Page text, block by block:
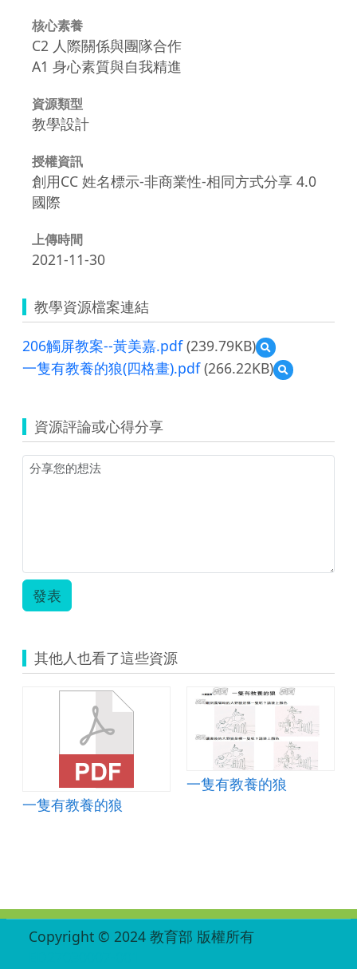
核心素養
C2 人際關係與團隊合作
A1 身心素質與自我精進
資源類型
教學設計
授權資訊
創用CC 姓名標示-非商業性-相同方式分享 4.0
國際
上傳時間
2021-11-30
教學資源檔案連結
206觸屏教案--黃美嘉.pdf(239.79KB)
預
覽
206
-
一隻有教養的狼(四格畫).pdf(266.22KB)
預
覽
教
養
資源評論或心得分享
發表
其他人也看了這些資源
一隻有教養的狼
一隻有教養的狼
Copyright © 2024 教育部 版權所有